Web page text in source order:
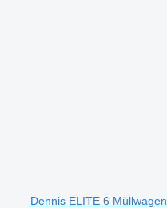
Dennis ELITE 6 Müllwagen